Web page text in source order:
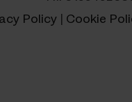
Policy
Cookie